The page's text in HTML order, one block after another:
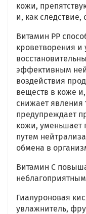
кожи,
и, как
Витамин РР
кроветворения и
эффективным
воздействия
веществ в коже
снижает явления
предупреждает
кожи, уменьшает
путем
обмена в
Витамин С
Гиалуроновая
увлажнитель,